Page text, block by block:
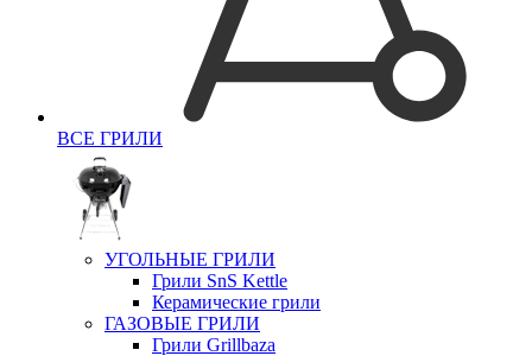
ВСЕ ГРИЛИ
УГОЛЬНЫЕ ГРИЛИ
Грили SnS Kettle
Керамические грили
ГАЗОВЫЕ ГРИЛИ
Грили Grillbaza